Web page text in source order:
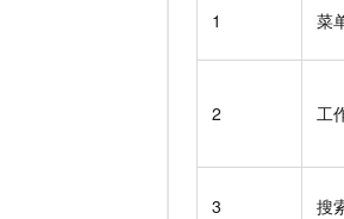
1 菜
2 工
3 搜
快速部署 Dify，高效搭
10 分钟在聊天系统中